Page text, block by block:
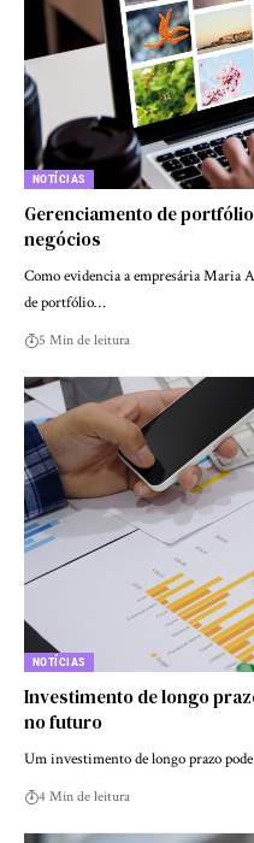
NOTÍCIAS
Gerenciamento de
negócios
Como evidencia a empresária Maria
de portfólio…
5 Min de leitura
NOTÍCIAS
Investimento de longo
no futuro
Um investimento de longo prazo
4 Min de leitura